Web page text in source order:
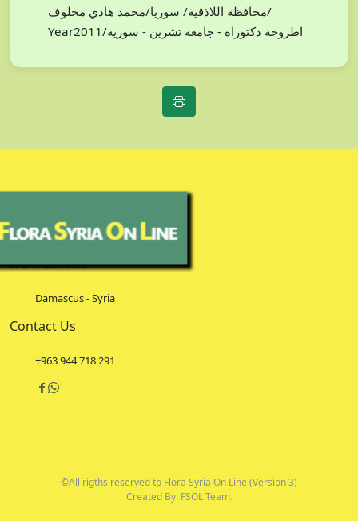
محافظة اللاذقية/ سوريا/محمد هادي مخلوف/
Year2011/اطروحة دكتوراه - جامعة تشرين - سورية
Our Address
Damascus - Syria
Contact Us
+963 944 718 291
©All rigths reserved to Flora Syria On Line (Version 3)
Created By: FSOL Team.